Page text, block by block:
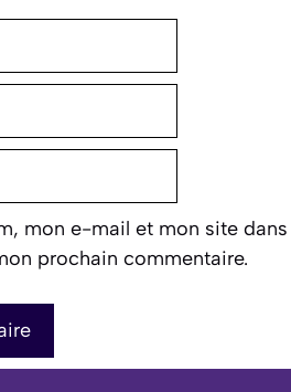
mon e-mail et mon site dans
prochain commentaire.